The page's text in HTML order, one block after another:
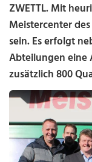
ZWETTL. Mit
Meistercenter
sein. Es erfolgt
Abteilungen eine
zusätzlich 800